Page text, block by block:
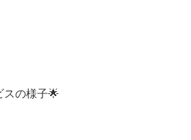
スの様子🌟